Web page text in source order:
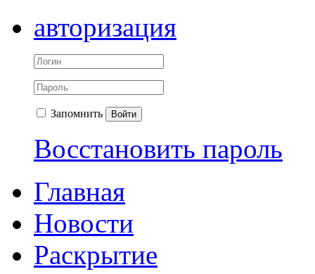
авторизация
Запомнить Войти
Восстановить пароль
Главная
Новости
Раскрытие